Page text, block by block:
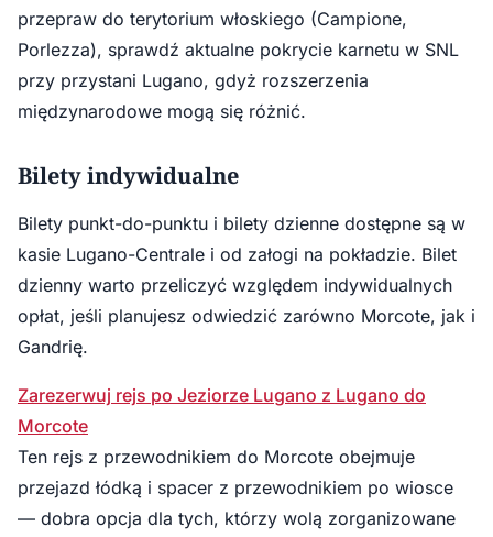
przepraw do terytorium włoskiego (Campione,
Porlezza), sprawdź aktualne pokrycie karnetu w SNL
przy przystani Lugano, gdyż rozszerzenia
międzynarodowe mogą się różnić.
Bilety indywidualne
Bilety punkt-do-punktu i bilety dzienne dostępne są w
kasie Lugano-Centrale i od załogi na pokładzie. Bilet
dzienny warto przeliczyć względem indywidualnych
opłat, jeśli planujesz odwiedzić zarówno Morcote, jak i
Gandrię.
Zarezerwuj rejs po Jeziorze Lugano z Lugano do
Morcote
Ten rejs z przewodnikiem do Morcote obejmuje
przejazd łódką i spacer z przewodnikiem po wiosce
— dobra opcja dla tych, którzy wolą zorganizowane